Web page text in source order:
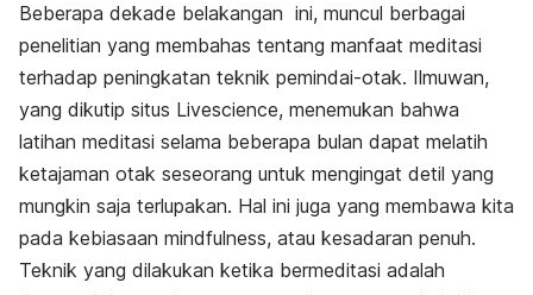
Beberapa dekade belakangan ini, muncul berbagai
penelitian yang membahas tentang manfaat meditasi
terhadap peningkatan teknik pemindai-otak. Ilmuwan,
yang dikutip situs Livescience, menemukan bahwa
latihan meditasi selama beberapa bulan dapat melatih
ketajaman otak seseorang untuk mengingat detil yang
mungkin saja terlupakan. Hal ini juga yang membawa kita
pada kebiasaan mindfulness, atau kesadaran penuh.
Teknik yang dilakukan ketika bermeditasi adalah